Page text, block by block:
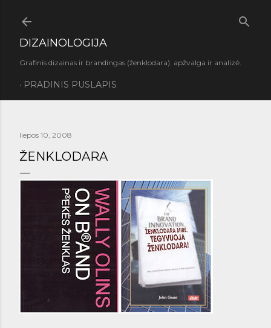
DIZAINOLOGIJA
Grafinis dizainas ir brandingas (ženklodara): apžvalga ir analizė.
PRADINIS PUSLAPIS
liepos 10, 2008
ŽENKLODARA